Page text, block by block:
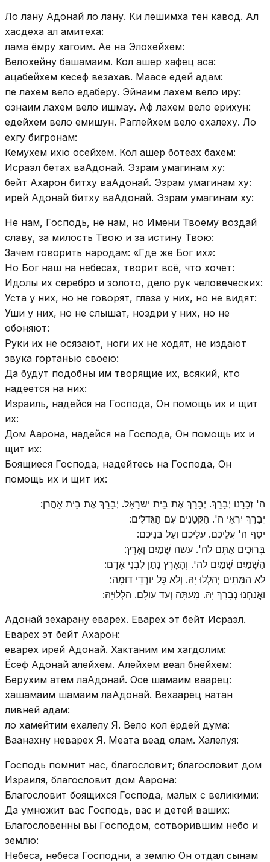
Ло лану Адонай ло лану. Ки лешимха тен кавод. Ал
хасдеха ал амитеха:
лама ёмру хагоим. Ае на Элохейхем:
Велохейну башамаим. Кол ашер хафец аса:
ацабейхем кесеф везахав. Маасе едей адам:
пе лахем вело едаберу. Эйнаим лахем вело иру:
ознаим лахем вело ишмау. Аф лахем вело ерихун:
едейхем вело емишун. Раглейхем вело ехалеху. Ло
ехгу бигронам:
Кемухем ихю осейхем. Кол ашер ботеах бахем:
Исраэл бетах ваАдонай. Эзрам умагинам ху:
бейт Ахарон битху ваАдонай. Эзрам умагинам ху:
ирей Адонай битху ваАдонай. Эзрам умагинам ху:
Не нам, Господь, не нам, но Имени Твоему воздай
славу, за милость Твою и за истину Твою:
Зачем говорить народам: «Где же Бог их»:
Но Бог наш на небесах, творит всё, что хочет:
Идолы их серебро и золото, дело рук человеческих:
Уста у них, но не говорят, глаза у них, но не видят:
Уши у них, но не слышат, ноздри у них, но не
обоняют:
Руки их не осязают, ноги их не ходят, не издают
звука гортанью своею:
Да будут подобны им творящие их, всякий, кто
надеется на них:
Израиль, надейся на Господа, Он помощь их и щит
их:
Дом Аарона, надейся на Господа, Он помощь их и
щит их:
Боящиеся Господа, надейтесь на Господа, Он
помощь их и щит их:
ה' זְכָרָנוּ יְבָרֵךְ. יְבָרֵךְ אֶת בֵּית יִשרָאֵל. יְבָרֵךְ אֶת בֵּית אַהֲרן:
יְבָרֵךְ יִרְאֵי ה'. הַקְּטַנִּים עִם הַגְּדלִים:
יסֵף ה' עֲלֵיכֶם. עֲלֵיכֶם וְעַל בְּנֵיכֶם:
בְּרוּכִים אַתֶּם לה'. עשה שָׁמַיִם וָאָרֶץ:
הַשָּׁמַיִם שָׁמַיִם לה'. וְהָאָרֶץ נָתַן לִבְנֵי אָדָם:
לא הַמֵּתִים יְהַלְלוּ יָהּ. וְלא כָּל יורְדֵי דוּמָה:
וַאֲנַחְנוּ נְבָרֵךְ יָהּ. מֵעַתָּה וְעַד עולָם. הַלְלוּיָהּ:
Адонай зехарану еварех. Еварех эт бейт Исраэл.
Еварех эт бейт Ахарон:
еварех ирей Адонай. Хактаним им хагдолим:
Ёсеф Адонай алейхем. Алейхем веал бнейхем:
Берухим атем лаАдонай. Осе шамаим ваарец:
хашамаим шамаим лаАдонай. Вехаарец натан
ливней адам:
ло хамейтим ехалелу Я. Вело кол ёрдей дума:
Ваанахну неварех Я. Меата веад олам. Халелуя:
Господь помнит нас, благословит; благословит дом
Израиля, благословит дом Аарона:
Благословит боящихся Господа, малых с великими:
Да умножит вас Господь, вас и детей ваших:
Благословенны вы Господом, сотворившим небо и
землю:
Небеса, небеса Господни, а землю Он отдал сынам